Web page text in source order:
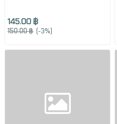
145.00 ฿
150.00 ฿ (-3%)